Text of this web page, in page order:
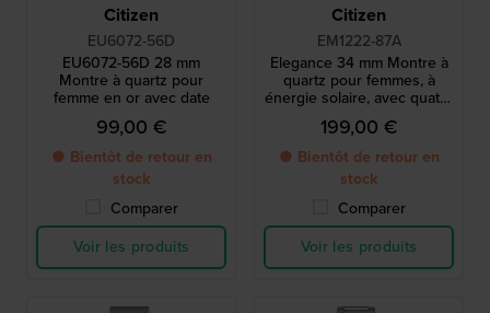
Citizen
EU6072-56D
EU6072-56D 28 mm
Montre à quartz pour
femme en or avec date
99,00 €
● Bientôt de retour en
stock
Comparer
Voir les produits
Citizen
EM1222-87A
Elegance 34 mm Montre à
quartz pour femmes, à
énergie solaire, avec quatre
index en cristal
199,00 €
● Bientôt de retour en
stock
Comparer
Voir les produits